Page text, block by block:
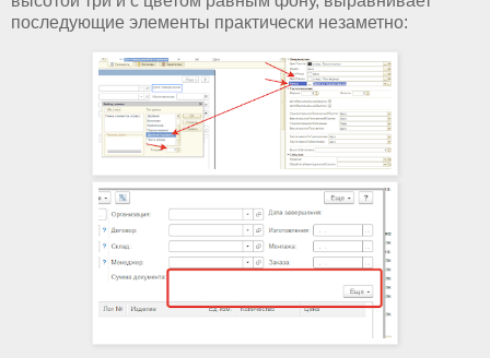
последующие элементы практически незаметно: